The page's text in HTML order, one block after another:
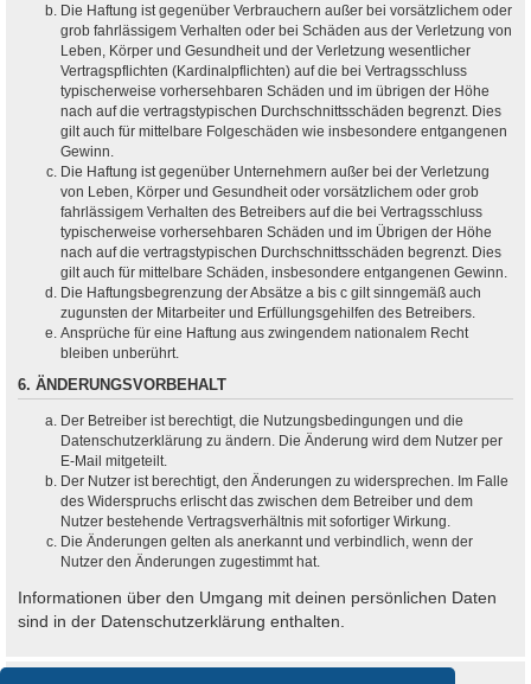
Die Haftung ist gegenüber Verbrauchern außer bei vorsätzlichem oder
grob fahrlässigem Verhalten oder bei Schäden aus der Verletzung von
Leben, Körper und Gesundheit und der Verletzung wesentlicher
Vertragspflichten (Kardinalpflichten) auf die bei Vertragsschluss
typischerweise vorhersehbaren Schäden und im übrigen der Höhe
nach auf die vertragstypischen Durchschnittsschäden begrenzt. Dies
gilt auch für mittelbare Folgeschäden wie insbesondere entgangenen
Gewinn.
Die Haftung ist gegenüber Unternehmern außer bei der Verletzung
von Leben, Körper und Gesundheit oder vorsätzlichem oder grob
fahrlässigem Verhalten des Betreibers auf die bei Vertragsschluss
typischerweise vorhersehbaren Schäden und im Übrigen der Höhe
nach auf die vertragstypischen Durchschnittsschäden begrenzt. Dies
gilt auch für mittelbare Schäden, insbesondere entgangenen Gewinn.
Die Haftungsbegrenzung der Absätze a bis c gilt sinngemäß auch
zugunsten der Mitarbeiter und Erfüllungsgehilfen des Betreibers.
Ansprüche für eine Haftung aus zwingendem nationalem Recht
bleiben unberührt.
6. ÄNDERUNGSVORBEHALT
Der Betreiber ist berechtigt, die Nutzungsbedingungen und die
Datenschutzerklärung zu ändern. Die Änderung wird dem Nutzer per
E-Mail mitgeteilt.
Der Nutzer ist berechtigt, den Änderungen zu widersprechen. Im Falle
des Widerspruchs erlischt das zwischen dem Betreiber und dem
Nutzer bestehende Vertragsverhältnis mit sofortiger Wirkung.
Die Änderungen gelten als anerkannt und verbindlich, wenn der
Nutzer den Änderungen zugestimmt hat.
Informationen über den Umgang mit deinen persönlichen Daten
sind in der Datenschutzerklärung enthalten.